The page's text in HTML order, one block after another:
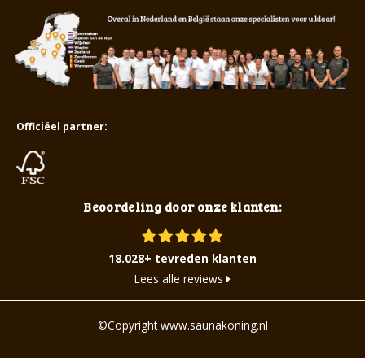
Beoordeling door onze klanten:
18.028+ tevreden klanten
Lees alle reviews
Officiëel partner:
©Copyright www.saunakoning.nl